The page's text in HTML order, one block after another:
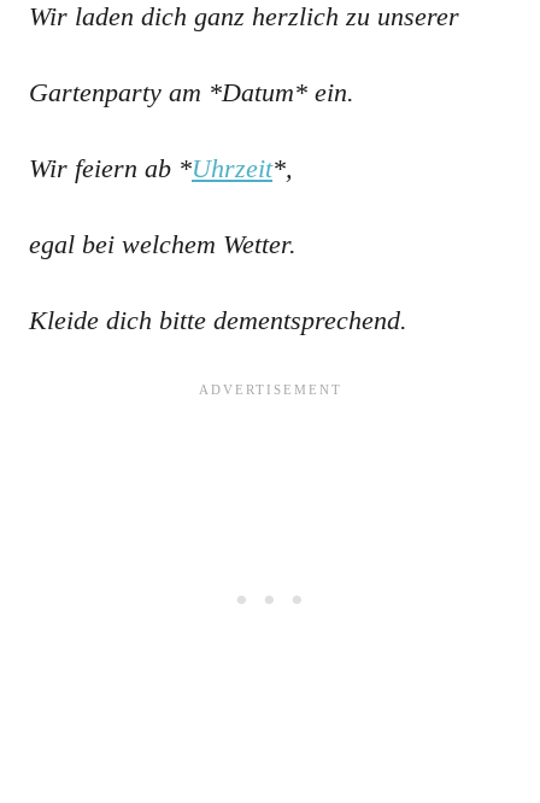
Wir laden dich ganz herzlich zu unserer
Gartenparty am *Datum* ein.
Wir feiern ab *Uhrzeit*,
egal bei welchem Wetter.
Kleide dich bitte dementsprechend.